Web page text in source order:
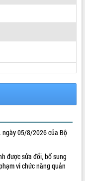
ngày 05/8/2026 của Bộ
được sửa đổi, bổ sung
vi chức năng quản